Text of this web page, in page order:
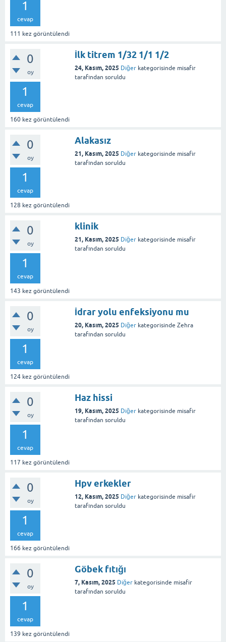
1
cevap
111 kez görüntülendi
0
oy
1
cevap
160 kez görüntülendi
İlk titrem 1/32 1/1 1/2
24, Kasım, 2025 Diğer kategorisinde misafir
tarafından soruldu
0
oy
1
cevap
128 kez görüntülendi
Alakasız
21, Kasım, 2025 Diğer kategorisinde misafir
tarafından soruldu
0
oy
1
cevap
143 kez görüntülendi
klinik
21, Kasım, 2025 Diğer kategorisinde misafir
tarafından soruldu
0
oy
1
cevap
124 kez görüntülendi
İdrar yolu enfeksiyonu mu
20, Kasım, 2025 Diğer kategorisinde Zehra
tarafından soruldu
0
oy
1
cevap
117 kez görüntülendi
Haz hissi
19, Kasım, 2025 Diğer kategorisinde misafir
tarafından soruldu
0
oy
1
cevap
166 kez görüntülendi
Hpv erkekler
12, Kasım, 2025 Diğer kategorisinde misafir
tarafından soruldu
0
oy
1
cevap
139 kez görüntülendi
Göbek fıtığı
7, Kasım, 2025 Diğer kategorisinde misafir
tarafından soruldu